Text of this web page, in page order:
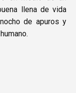
llena de vida
de apuros y